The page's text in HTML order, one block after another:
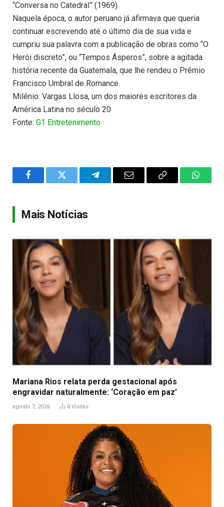
“Conversa no Catedral” (1969).
Naquela época, o autor peruano já afirmava que queria
continuar escrevendo até o último dia de sua vida e
cumpriu sua palavra com a publicação de obras como “O
Herói discreto”, ou “Tempos Ásperos”, sobre a agitada
história recente da Guatemala, que lhe rendeu o Prêmio
Francisco Umbral de Romance.
Milênio: Vargas Llosa, um dos maiores escritores da
América Latina no século 20
Fonte: G1 Entretenimento
FacebookTwitter TelegramEmail
Copy
Mais Notícias
Mariana Rios relata perda gestacional após
engravidar naturalmente: ‘Coração em paz’
agosto 7, 2026 0 Visitas